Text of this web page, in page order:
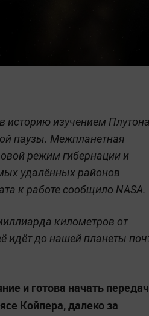
историю изучением
паузы. Межпланетная
режим гибернации и
удалённых районов
к работе сообщило NASA.
километров от
идёт до нашей планеты
и готова начать
Койпера, далеко за